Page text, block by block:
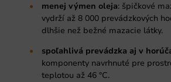
menej výmen oleja: špičkové
vydrží až 8 000 prevádzkových
dlhšie než bežné mazacie látky.
spoľahlivá prevádzka aj v
komponenty navrhnuté pre
teplotou až 46 °C.